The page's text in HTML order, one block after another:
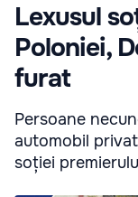
Lexusul
Poloniei,
furat
Persoane
automobil
soției